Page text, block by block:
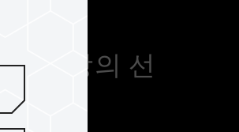
최상의 선